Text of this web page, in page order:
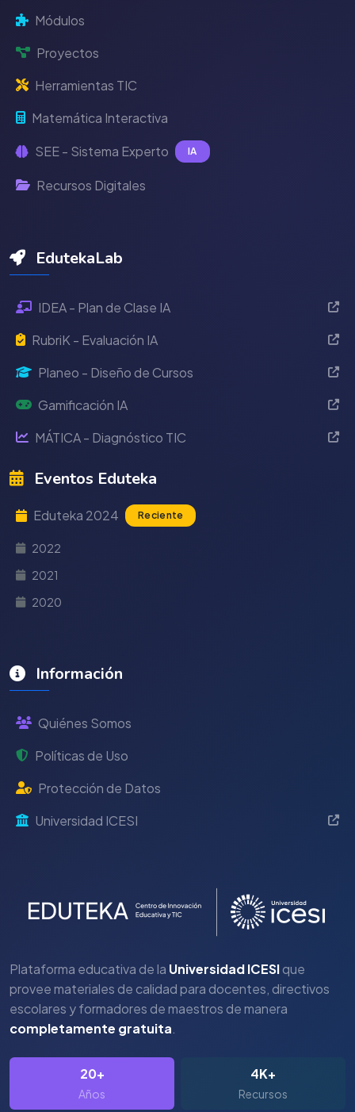
Módulos
Proyectos
Herramientas TIC
Matemática Interactiva
SEE - Sistema Experto IA
Recursos Digitales
EdutekaLab
IDEA - Plan de Clase IA
RubriK - Evaluación IA
Planeo - Diseño de Cursos
Gamificación IA
MÁTICA - Diagnóstico TIC
Eventos Eduteka
Eduteka 2024 Reciente
2022
2021
2020
Información
Quiénes Somos
Políticas de Uso
Protección de Datos
Universidad ICESI
Plataforma educativa de la Universidad ICESIque
provee materiales de calidad para docentes, directivos
escolares y formadores de maestros de manera
completamente gratuita.
20+
Años
4K+
Recursos